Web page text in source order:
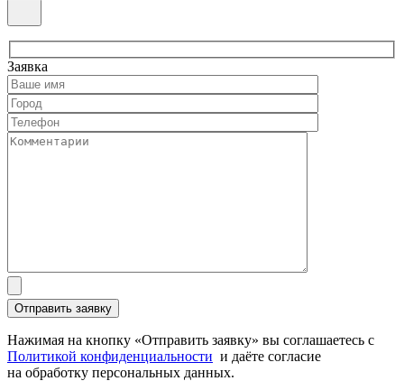
Заявка
Нажимая на кнопку «Отправить заявку» вы соглашаетесь с
Политикой конфиденциальности и даёте согласие
на обработку персональных данных.